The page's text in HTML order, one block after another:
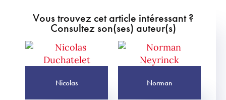
Vous trouvez cet article intéressant ?
Consultez son(ses) auteur(s)
Nicolas Norman